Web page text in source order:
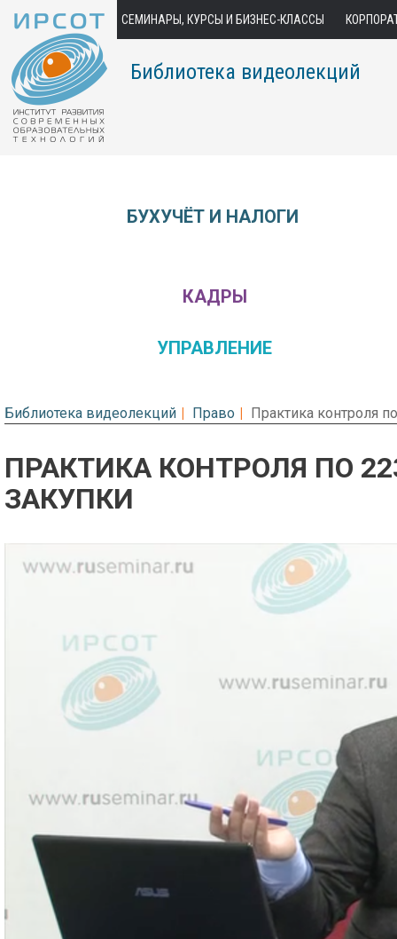
СЕМИНАРЫ, КУРСЫ И БИЗНЕС-КЛАССЫ
Библиотека видеолекций
БУХУЧЁТ И НАЛОГИ
КАДРЫ
УПРАВЛЕНИЕ
Библиотека видеолекций Право Практика контроля
ПРАКТИКА КОНТРОЛЯ ПО
ЗАКУПКИ
Предварительный просмотр.